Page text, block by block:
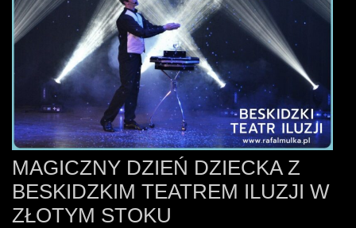
MAGICZNY DZIEŃ DZIECKA Z
BESKIDZKIM TEATREM ILUZJI W
ZŁOTYM STOKU